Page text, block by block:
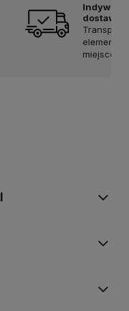
dostawa
Transport
miejsce